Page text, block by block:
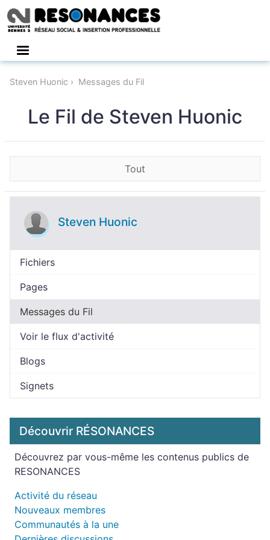
Steven Huonic Messages du Fil
Le Fil de Steven Huonic
Tout
Steven Huonic
Fichiers
Pages
Messages du Fil
Voir le flux d'activité
Blogs
Signets
Découvrir RÉSONANCES
Découvrez par vous-même les contenus publics de
RESONANCES
Activité du réseau
Nouveaux membres
Communautés à la une